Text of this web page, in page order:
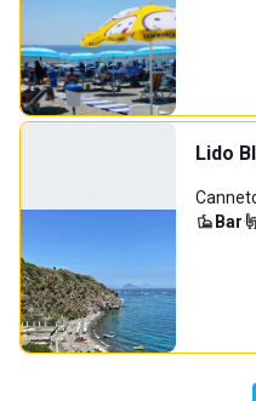
Lido
Bar·